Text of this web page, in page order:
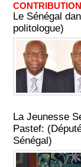
CONTRIBUTION
Le Sénégal
politologue)
La Jeunesse
Pastef:
Sénégal)